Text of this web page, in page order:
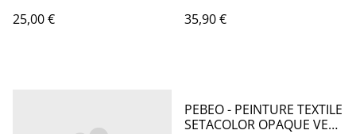
25,00 € 35,90 €
PEBEO - PEINTURE TEXTILE
SETACOLOR OPAQUE VERT